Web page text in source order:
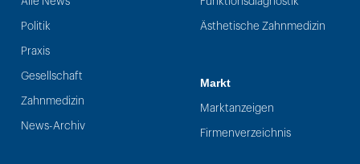
Politik
Praxis
Gesellschaft
Zahnmedizin
News-Archiv
Ästhetische Zahnmedizin
Markt
Marktanzeigen
Firmenverzeichnis